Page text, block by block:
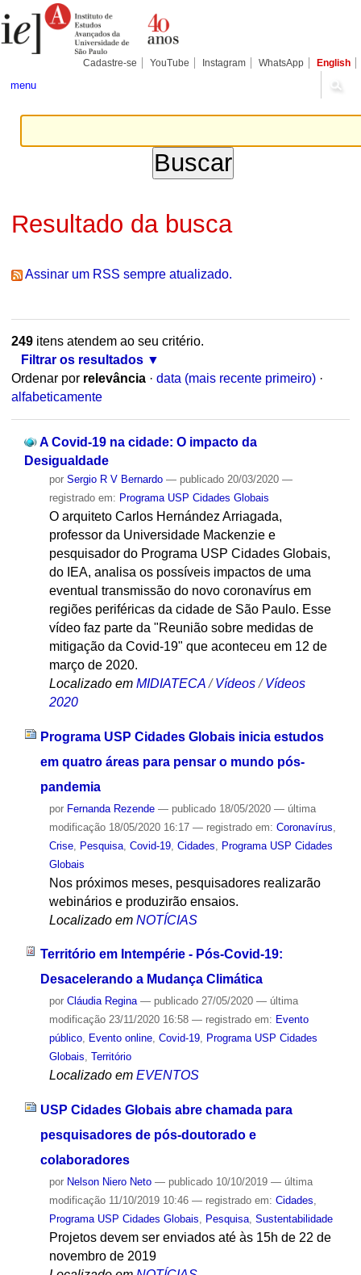
para
conteúdo.
Pessoais
Cadastre-se YouTube Instagram WhatsApp English
menu
Resultado da busca
Assinar um RSS sempre atualizado.
249itens atendem ao seu critério.
Filtrar os resultados
Ordenar por relevância · data (mais recente primeiro) ·
alfabeticamente
A Covid-19 na cidade: O impacto da
Desigualdade
por Sergio R V Bernardo — publicado20/03/2020 —
registrado em: Programa USP Cidades Globais
O arquiteto Carlos Hernández Arriagada,
professor da Universidade Mackenzie e
pesquisador do Programa USP Cidades Globais,
do IEA, analisa os possíveis impactos de uma
eventual transmissão do novo coronavírus em
regiões periféricas da cidade de São Paulo. Esse
vídeo faz parte da "Reunião sobre medidas de
mitigação da Covid-19" que aconteceu em 12 de
março de 2020.
Localizado em MIDIATECA /Vídeos /Vídeos
2020
Programa USP Cidades Globais inicia estudos
em quatro áreas para pensar o mundo pós-
pandemia
por Fernanda Rezende — publicado18/05/2020 — última
modificação18/05/2020 16:17 — registrado em: Coronavírus
Crise, Pesquisa, Covid-19, Cidades
Programa USP Cidades
Globais
Nos próximos meses, pesquisadores realizarão
webinários e produzirão ensaios.
Localizado em NOTÍCIAS
Território em Intempérie - Pós-Covid-19:
Desacelerando a Mudança Climática
por Cláudia Regina — publicado27/05/2020 — última
modificação23/11/2020 16:58 — registrado em: Evento
público, Evento online, Covid-19, Programa USP Cidades
Globais, Território
Localizado em EVENTOS
USP Cidades Globais abre chamada para
pesquisadores de pós-doutorado e
colaboradores
por Nelson Niero Neto — publicado10/10/2019 — última
modificação11/10/2019 10:46 — registrado em: Cidades,
Programa USP Cidades Globais, Pesquisa, Sustentabilidade
Projetos devem ser enviados até às 15h de 22 de
novembro de 2019